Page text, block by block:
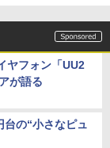
ヤフォン「UU2
が語る
の“小さなピュ